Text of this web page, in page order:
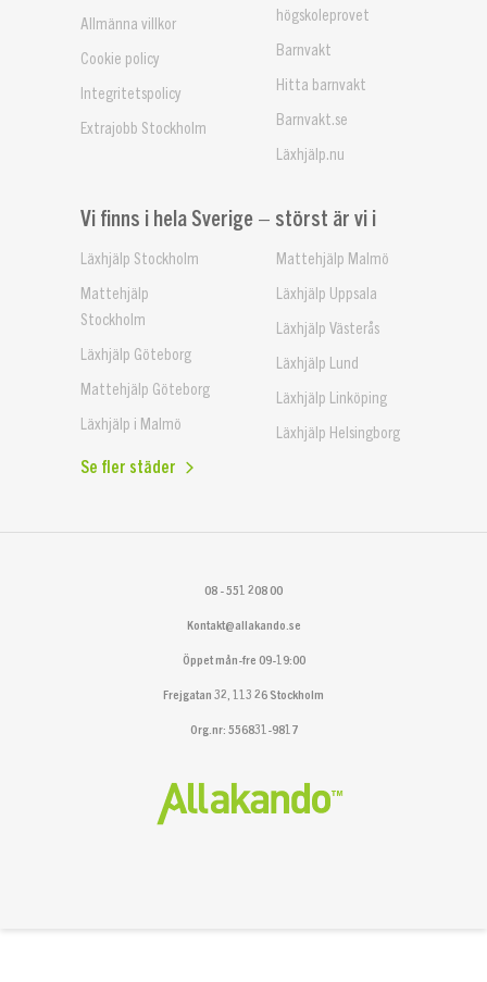
Allmänna villkor
Cookie policy
Integritetspolicy
Extrajobb Stockholm
högskoleprovet
Barnvakt
Hitta barnvakt
Barnvakt.se
Läxhjälp.nu
Vi finns i hela Sverige – störst är vi i
Läxhjälp Stockholm
Mattehjälp
Stockholm
Läxhjälp Göteborg
Mattehjälp Göteborg
Läxhjälp i Malmö
Mattehjälp Malmö
Läxhjälp Uppsala
Läxhjälp Västerås
Läxhjälp Lund
Läxhjälp Linköping
Läxhjälp Helsingborg
Se fler städer
Kontakt@allakando.se
08 - 551 208 00
Öppet mån-fre 09-19:00
Frejgatan 32, 113 26 Stockholm
Org.nr: 556831-9817